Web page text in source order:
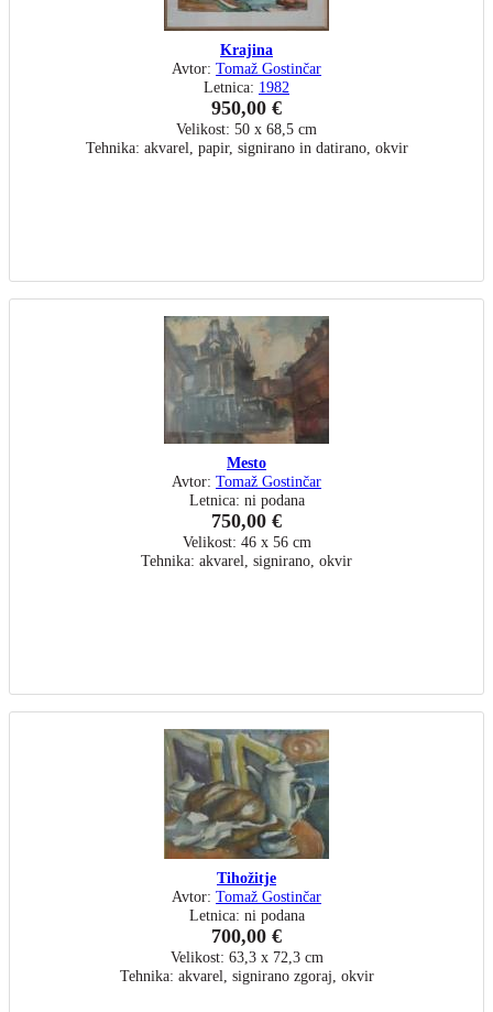
Krajina
Avtor: Tomaž Gostinčar
Letnica: 1982
950,00 €
Velikost: 50 x 68,5 cm
Tehnika: akvarel, papir, signirano in datirano, okvir
Mesto
Avtor: Tomaž Gostinčar
Letnica: ni podana
750,00 €
Velikost: 46 x 56 cm
Tehnika: akvarel, signirano, okvir
Tihožitje
Avtor: Tomaž Gostinčar
Letnica: ni podana
700,00 €
Velikost: 63,3 x 72,3 cm
Tehnika: akvarel, signirano zgoraj, okvir